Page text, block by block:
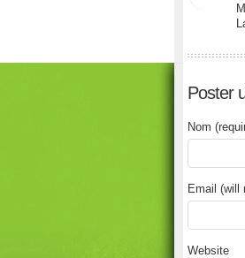
Poster
Nom
Email (will
Website